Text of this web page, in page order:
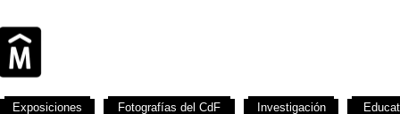
Exposiciones Fotografías del CdF Investigación